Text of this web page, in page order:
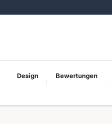
Design Bewertungen